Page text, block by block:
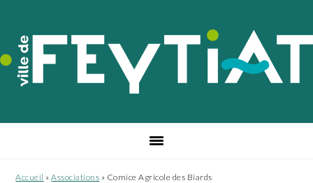
navigation
principale
contenu
principal
pied
de
page
Accueil »Associations » Comice Agricole des Biards